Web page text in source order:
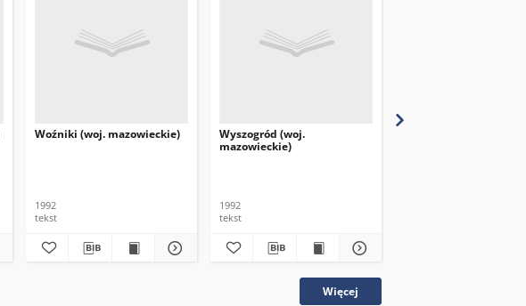
Woźniki (woj. mazowieckie)
1992
tekst
Wyszogród (woj.
mazowieckie)
1992
tekst
Więcej